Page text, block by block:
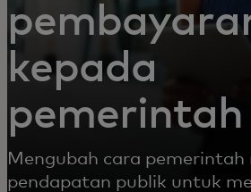
kepada
pemerintah
Mengubah cara
pendapatan publik untuk